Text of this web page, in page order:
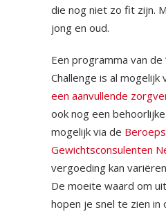
die nog niet zo fit zijn.
jong en oud.
Een programma van de
Challenge is al mogelijk
een aanvullende
ook nog een
mogelijk via de
Gewichtsconsulenten
vergoeding kan
De moeite waard om
hopen je snel te zien in